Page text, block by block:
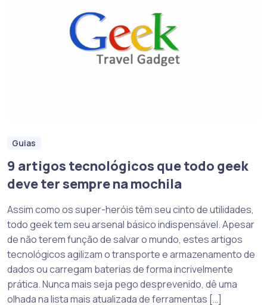
Guias
9 artigos tecnológicos que todo geek
deve ter sempre na mochila
Assim como os super-heróis têm seu cinto de utilidades,
todo geek tem seu arsenal básico indispensável. Apesar
de não terem função de salvar o mundo, estes artigos
tecnológicos agilizam o transporte e armazenamento de
dados ou carregam baterias de forma incrivelmente
prática. Nunca mais seja pego desprevenido, dê uma
olhada na lista mais atualizada de ferramentas […]